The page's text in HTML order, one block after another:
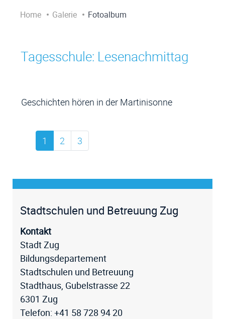
Home Galerie Fotoalbum
Tagesschule: Lesenachmittag
Geschichten hören in der Martinisonne
1 2 3
Stadtschulen und Betreuung Zug
Kontakt
Stadt Zug
Bildungsdepartement
Stadtschulen und Betreuung
Stadthaus, Gubelstrasse 22
6301 Zug
Telefon: +41 58 728 94 20